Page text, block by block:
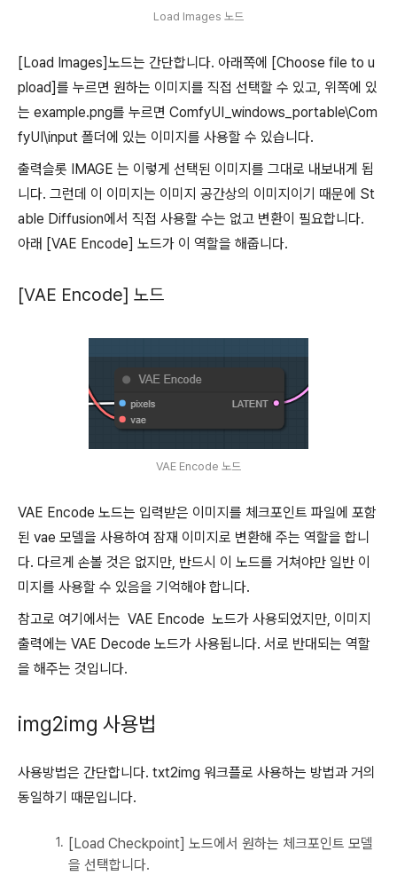
Load Images 노드
[Load Images]노드는 간단합니다. 아래쪽에 [Choose file to u
pload]를 누르면 원하는 이미지를 직접 선택할 수 있고, 위쪽에 있
는 example.png를 누르면 ComfyUI_windows_portable\Com
fyUI\input 폴더에 있는 이미지를 사용할 수 있습니다.
출력슬롯 IMAGE 는 이렇게 선택된 이미지를 그대로 내보내게 됩
니다. 그런데 이 이미지는 이미지 공간상의 이미지이기 때문에 St
able Diffusion에서 직접 사용할 수는 없고 변환이 필요합니다.
아래 [VAE Encode] 노드가 이 역할을 해줍니다.
[VAE Encode] 노드
VAE Encode 노드
VAE Encode 노드는 입력받은 이미지를 체크포인트 파일에 포함
된 vae 모델을 사용하여 잠재 이미지로 변환해 주는 역할을 합니
다. 다르게 손볼 것은 없지만, 반드시 이 노드를 거쳐야만 일반 이
미지를 사용할 수 있음을 기억해야 합니다.
참고로 여기에서는 VAE Encode 노드가 사용되었지만, 이미지
출력에는 VAE Decode 노드가 사용됩니다. 서로 반대되는 역할
을 해주는 것입니다.
img2img 사용법
사용방법은 간단합니다. txt2img 워크플로 사용하는 방법과 거의
동일하기 때문입니다.
[Load Checkpoint] 노드에서 원하는 체크포인트 모델
을 선택합니다.